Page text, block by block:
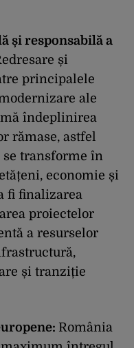
și responsabilă a
și
principalele
ale
îndeplinirea
rămase, astfel
transforme în
economie și
fi finalizarea
proiectelor
a resurselor
și tranziție
România